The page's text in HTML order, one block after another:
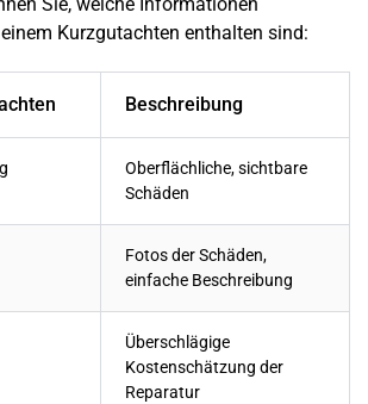
Kurzgutachten enthalten sind:
Beschreibung
Oberflächliche, sichtbare
Schäden
Fotos der Schäden,
einfache Beschreibung
Überschlägige
Kostenschätzung der
Reparatur